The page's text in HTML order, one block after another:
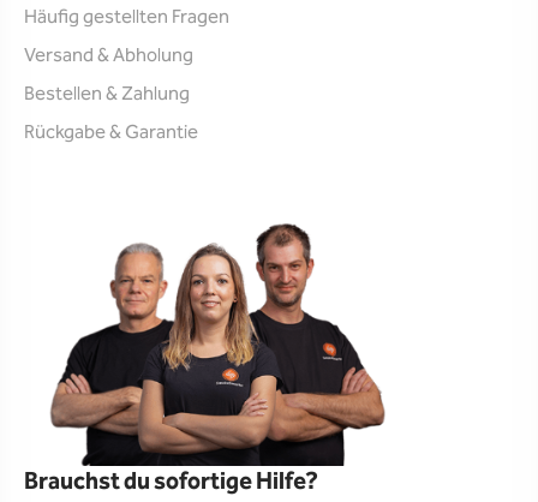
Häufig gestellten Fragen
Versand & Abholung
Bestellen & Zahlung
Rückgabe & Garantie
Brauchst du sofortige Hilfe?